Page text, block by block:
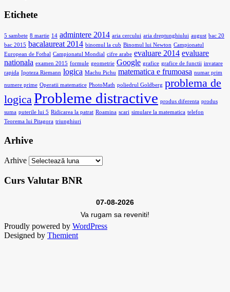
Etichete
5 sambete 8 martie 14 admintere 2014 aria cercului aria dreptunghiului august bac 20
bac 2015 bacalaureat 2014 binomul la cub Binomul lui Newton Campionatul
European de Fotbal Campionatul Mondial cifre arabe evaluare 2014 evaluare
nationala examen 2015 formule geometrie Google grafice grafice de functii invatare
rapida Ipoteza Riemann logica Machu Pichu matematica e frumoasa numar prim
numere prime Operatii matematice PhotoMath poliedrul Goldberg problema de
logicaProbleme distractive produs diferenta produs
suma puterile lui 5 Ridicarea la patrat Roamina scari simulare la matematica telefon
Teorema lui Pitagora triunghiuri
Arhive
Arhive
Curs Valutar BNR
07-08-2026
Va rugam sa reveniti!
Proudly powered by WordPress
Designed by Themient